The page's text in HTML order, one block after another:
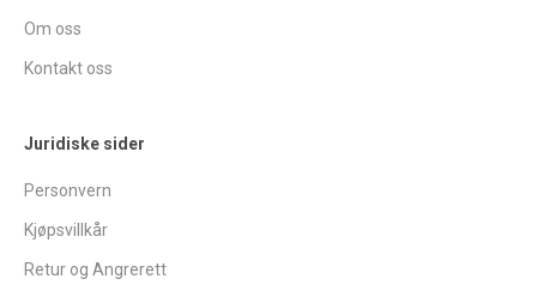
Om oss
Kontakt oss
Juridiske sider
Personvern
Kjøpsvillkår
Retur og Angrerett